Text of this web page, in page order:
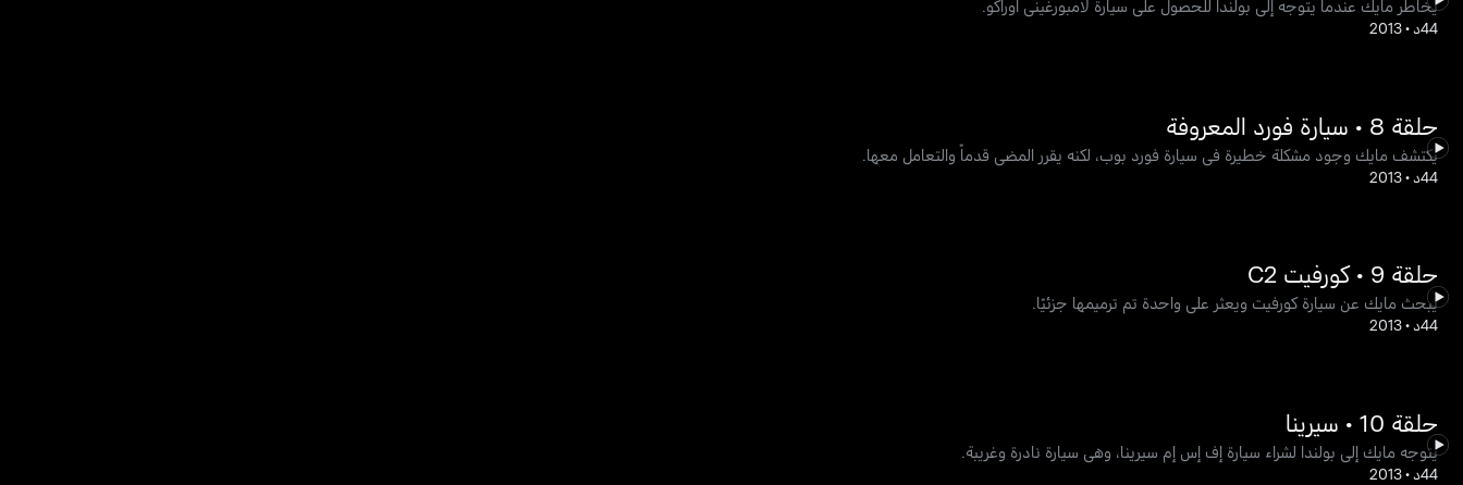
يخاطر مايك عندما يتوجه إلى بولندا للحصول على سيارة لامبورغيني أوراكّو.
44د •
2013
حلقة 8 • سيارة فورد المعروفة
يكتشف مايك وجود مشكلة خطيرة في سيارة فورد بوب، لكنه يقرر المضي قدماً والتعامل معها.
44د •
2013
حلقة 9 • كورفيت C2
يبحث مايك عن سيارة كورفيت ويعثر على واحدة تم ترميمها جزئيًا.
44د •
2013
حلقة 10 • سيرينا
يتوجه مايك إلى بولندا لشراء سيارة إف إس إم سيرينا، وهي سيارة نادرة وغريبة.
44د •
2013